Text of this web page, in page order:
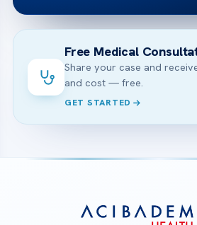
Free Medical
Share your case and
and cost — free.
GET STARTED